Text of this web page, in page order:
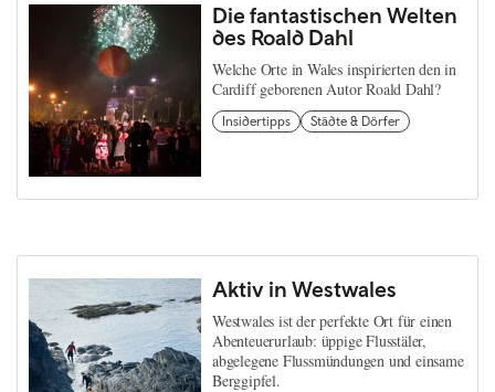
Die fantastischen Welten
des Roald Dahl
Welche Orte in Wales inspirierten den in
Cardiff geborenen Autor Roald Dahl?
Insidertipps Städte & Dörfer
Aktiv in Westwales
Westwales ist der perfekte Ort für einen
Abenteuerurlaub: üppige Flusstäler,
abgelegene Flussmündungen und einsame
Berggipfel.